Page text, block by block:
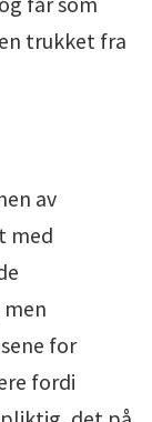
trukket fra
av
med
for
fordi